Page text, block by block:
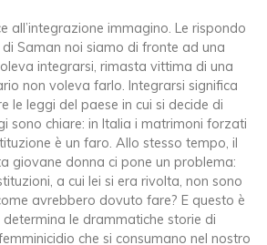
all’integrazione immagino. Le rispondo
Saman noi siamo di fronte ad una
integrarsi, rimasta vittima di una
non voleva farlo. Integrarsi significa
le leggi del paese in cui si decide di
sono chiare: in Italia i matrimoni forzati
è un faro. Allo stesso tempo, il
giovane donna ci pone un problema:
a cui lei si era rivolta, non sono
avrebbero dovuto fare? E questo è
determina le drammatiche storie di
che si consumano nel nostro